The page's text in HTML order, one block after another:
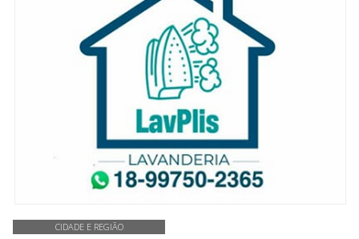
CIDADE E REGIÃO